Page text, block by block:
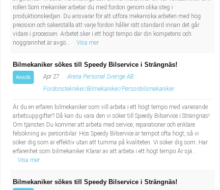
Industriell tillverkning
Installation, drift, underhåll
Kultur, media, design
Militärt arbete
Naturbruk
Naturvetenskapligt arbete
Pedagogiskt arbete
Behandlingsassistent/Socialpedagog
Tandsköterska
Tidningsbud/Tidningsdistributör
Lärare i fritidshem/Fritidspedagog
Taxiförare/Taxichaufför
Läkarsekreterare/Vårdadmin/Medicinsk
rollen Som mekaniker arbetar du med fordon genom olika steg i
produktionskedjan. Du ansvarar för att utföra mekaniska arbeten med hög
precision och säkerställa att varje fordon håller rätt standard innan det går
vidare i processen. Arbetet sker i ett högt tempo där din kompetens och
noggrannhet är avgö...
Visa mer
Bilmekaniker sökes till Speedy Bilservice i Strängnäs!
Ansök Apr 27
Arena Personal Sverige AB
Fordonstekniker/Bilmekaniker/Personbilsmekaniker
Är du en erfaren bilmekaniker som vill arbeta i ett högt tempo med varierande
arbetsuppgifter? Då kan du vara den vi söker till Speedy Bilservice i Strängnäs!
Om tjänsten Du kommer att arbeta med service, reparationer och enklare
felsökning av personbilar. Hos Speedy Bilservice är tempot ofta högt, så vi
söker dig som är effektiv utan att tumma på kvaliteten. Vi söker dig som: Har
erfarenhet som bilmekaniker Klarar av att arbeta i ett högt tempo Är sjä...
Visa mer
Bilmekaniker sökes till Speedy Bilservice i Strängnäs!